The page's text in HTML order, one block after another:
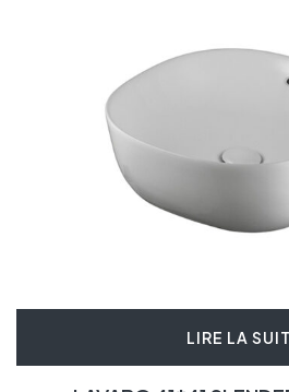
LIRE LA